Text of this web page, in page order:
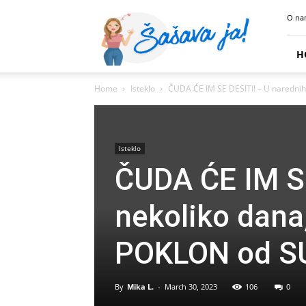
Ja
O
Home Isteklo ČUDA ĆE IM SE DESITI! – U
Isteklo
ČUDA ĆE IM
nekoliko
POKLON od
By Mika L. - March 30, 2023 106 0